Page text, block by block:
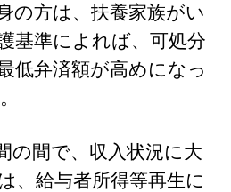
の方は、扶養家族がい
基準によれば、可処分
低弁済額が高めになっ
の間で、収入状況に大
、給与者所得等再生に